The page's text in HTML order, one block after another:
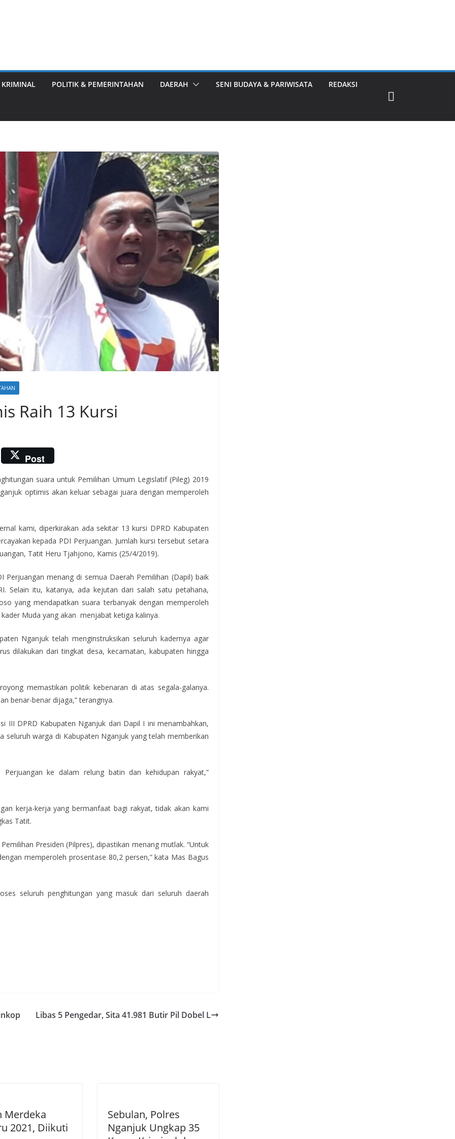
POLITIK & PEMERINTAHAN DAERAH SENI BUDAYA & PARIWISATA REDAKSI
Raih 13 Kursi
Post
suara untuk Pemilihan Umum Legislatif (Pileg) 2019
optimis akan keluar sebagai juara dengan memperoleh
kami, diperkirakan ada sekitar 13 kursi DPRD Kabupaten
kepada PDI Perjuangan. Jumlah kursi tersebut setara
Tatit Heru Tjahjono, Kamis (25/4/2019).
Perjuangan menang di semua Daerah Pemilihan (Dapil) baik
Selain itu, katanya, ada kejutan dari salah satu petahana,
yang mendapatkan suara terbanyak dengan memperoleh
Muda yang akan menjabat ketiga kalinya.
Nganjuk telah menginstruksikan seluruh kadernya agar
dilakukan dari tingkat desa, kecamatan, kabupaten hingga
memastikan politik kebenaran di atas segala-galanya.
benar-benar dijaga,” terangnya.
III DPRD Kabupaten Nganjuk dari Dapil I ini menambahkan,
seluruh warga di Kabupaten Nganjuk yang telah memberikan
ke dalam relung batin dan kehidupan rakyat,”
kerja-kerja yang bermanfaat bagi rakyat, tidak akan kami
Tatit.
Presiden (Pilpres), dipastikan menang mutlak. “Untuk
memperoleh prosentase 80,2 persen,” kata Mas Bagus
seluruh penghitungan yang masuk dari seluruh daerah
Libas 5 Pengedar, Sita 41.981 Butir Pil Dobel L
Merdeka
2021, Diikuti
Sebulan, Polres
Nganjuk Ungkap 35